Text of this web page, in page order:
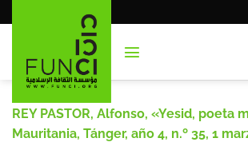
al
REY PASTOR, Alfonso, «Yesid, poeta
Mauritania, Tánger, año 4, n.º 35, 1